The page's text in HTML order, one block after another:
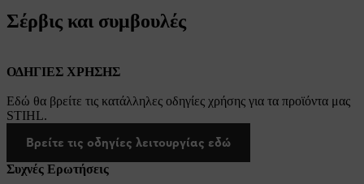
Σέρβις και συμβουλές
ΟΔΗΓΙΕΣ ΧΡΗΣΗΣ
Εδώ θα βρείτε τις κατάλληλες οδηγίες χρήσης για τα προϊόντα μας
STIHL.
Βρείτε τις οδηγίες λειτουργίας εδώ
Συχνές Ερωτήσεις